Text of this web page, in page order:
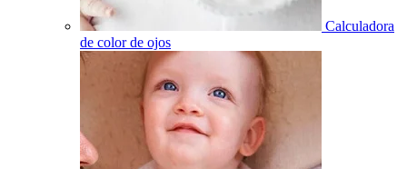
Calculadora
de color de ojos